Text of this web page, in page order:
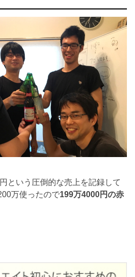
という圧倒的な売上を記録して
万使ったので199万4000円の赤